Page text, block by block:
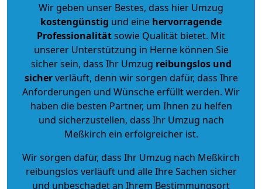
Wir geben unser Bestes, dass hier Umzug
kostengünstig und eine hervorragende
Professionalitätsowie Qualität bietet. Mit
unserer Unterstützung in Herne können Sie
sicher sein, dass Ihr Umzug reibungslos und
sicherverläuft, denn wir sorgen dafür, dass Ihre
Anforderungen und Wünsche erfüllt werden. Wir
haben die besten Partner, um Ihnen zu helfen
und sicherzustellen, dass Ihr Umzug nach
Meßkirch ein erfolgreicher ist.
Wir sorgen dafür, dass Ihr Umzug nach Meßkirch
reibungslos verläuft und alle Ihre Sachen sicher
und unbeschadet an Ihrem Bestimmungsort